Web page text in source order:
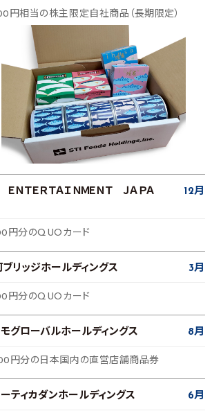
円相当の株主限定自社商品（長期限定）
ＥＮＴＥＲＴＡＩＮＭＥＮＴ ＪＡＰＡ
12月
円分のQUOカード
リッジホールディングス 3月
円分のQUOカード
モグローバルホールディングス 8月
円分の日本国内の直営店舗商品券
ーティカダンホールディングス 6月